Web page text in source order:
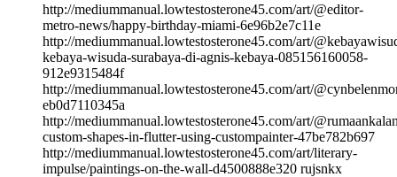
http://mediummanual.lowtestosterone45.com/art/@editor-
metro-news/happy-birthday-miami-6e96b2e7c11e
http://mediummanual.lowtestosterone45.com/art/
kebaya-wisuda-surabaya-di-agnis-kebaya-085156160058-
912e9315484f
http://mediummanual.lowtestosterone45.com/art/
eb0d7110345a
http://mediummanual.lowtestosterone45.com/art/
custom-shapes-in-flutter-using-custompainter-47be782b697
http://mediummanual.lowtestosterone45.com/art/literary-
impulse/paintings-on-the-wall-d4500888e320 rujsnkx